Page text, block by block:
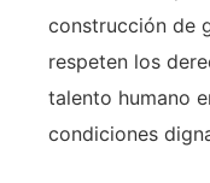
construcción de
respeten los
talento humano
condiciones